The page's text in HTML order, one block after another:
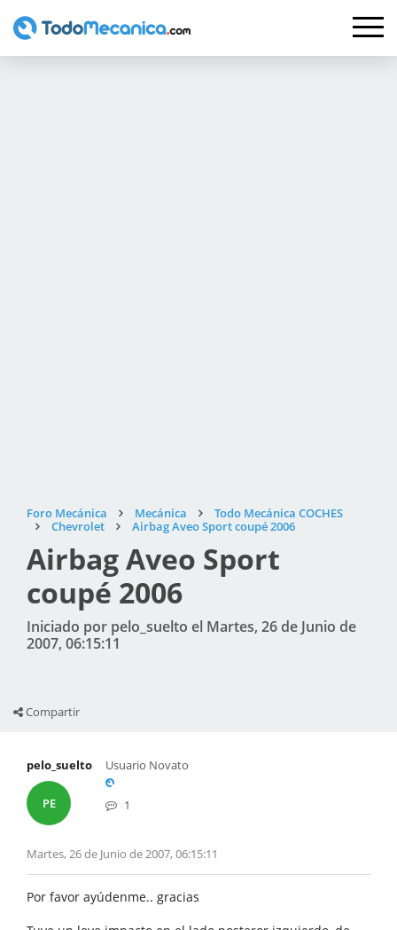
Foro Mecánica Mecánica
Todo Mecánica COCHES
Chevrolet
Airbag Aveo Sport coupé 2006
Airbag Aveo Sport
coupé 2006
Iniciado por pelo_suelto el Martes, 26 de Junio de
2007, 06:15:11
Compartir
pelo_suelto
PE
Usuario Novato
1
Martes, 26 de Junio de 2007, 06:15:11
Por favor ayúdenme.. gracias